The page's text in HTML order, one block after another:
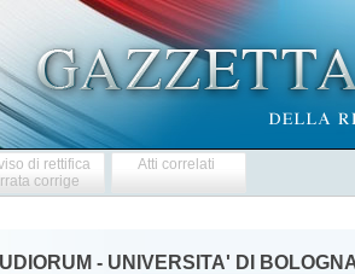
di rettifica
corrige
Atti correlati
- UNIVERSITA' DI